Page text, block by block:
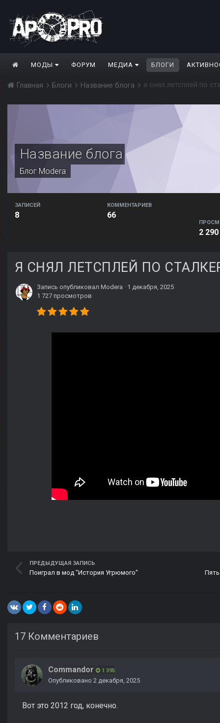
МОДЫ ФОРУМ МЕДИА БЛОГИ
Главная Блоги Название блога я снял летсплей по
Название блога
Блог Modera
ЗАПИСЕЙ
8
КОММЕНТАРИЕВ
66
2 290
Я СНЯЛ ЛЕТСПЛЕЙ ПО
Запись опубликовал Modera · 1 декабря, 2025
1 727 просмотров
ПРЕДЫДУЩАЯ ЗАПИСЬ
Поиграл в мод "История Угрюмого"
17 Комментариев
Commandor 1 395
Опубликовано 2 декабря, 2025
Вот это 2012 год, конечно.